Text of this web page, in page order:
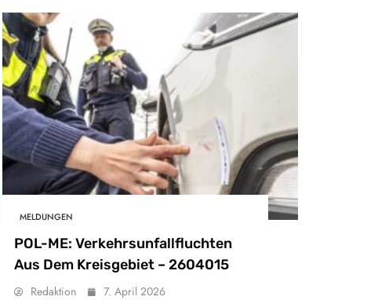
MELDUNGEN
POL-ME: Verkehrsunfallfluchten
Aus Dem Kreisgebiet – 2604015
Redaktion 7. April 2026